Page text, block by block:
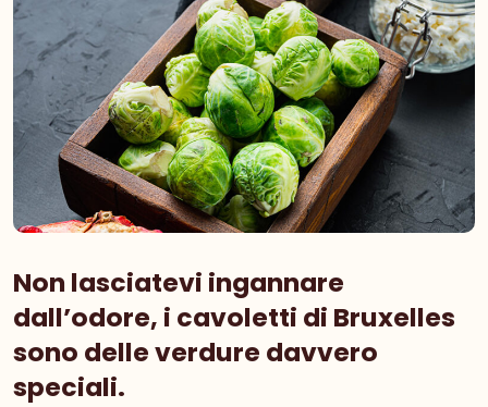
Non lasciatevi ingannare
dall’odore, i cavoletti di Bruxelles
sono delle verdure davvero
speciali.